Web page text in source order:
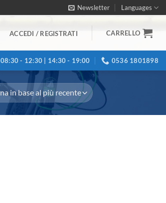
Newsletter Languages
ACCEDI / REGISTRATI CARRELLO
08:30 - 12:30 | 14:30 - 19:00 0536 1801898